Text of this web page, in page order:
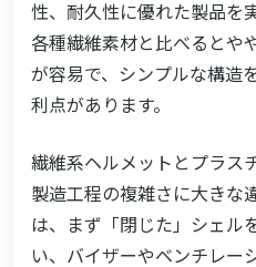
性、耐久性に優れた製品を
各種繊維素材と比べるとや
が容易で、シンプルな構造
利点があります。
繊維系ヘルメットとプラス
製造工程の複雑さに大きな
は、まず「閉じた」シェル
い、バイザーやベンチレー